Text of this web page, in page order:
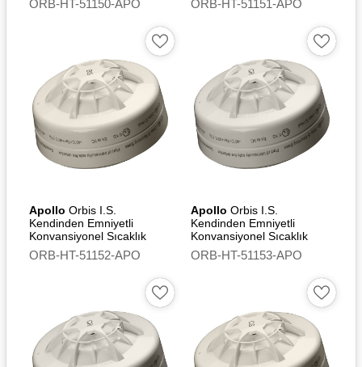
Led
ORB-HT-51150-APO ORB-HT-51151-APO
Apollo Orbis I.S.
Kendinden Emniyetli
Konvansiyonel Sıcaklık
Dedektörü (BS) - Flashing
Led
ORB-HT-51152-APO
Apollo Orbis I.S.
Kendinden Emniyetli
Konvansiyonel Sıcaklık
Dedektörü (CR)
ORB-HT-51153-APO